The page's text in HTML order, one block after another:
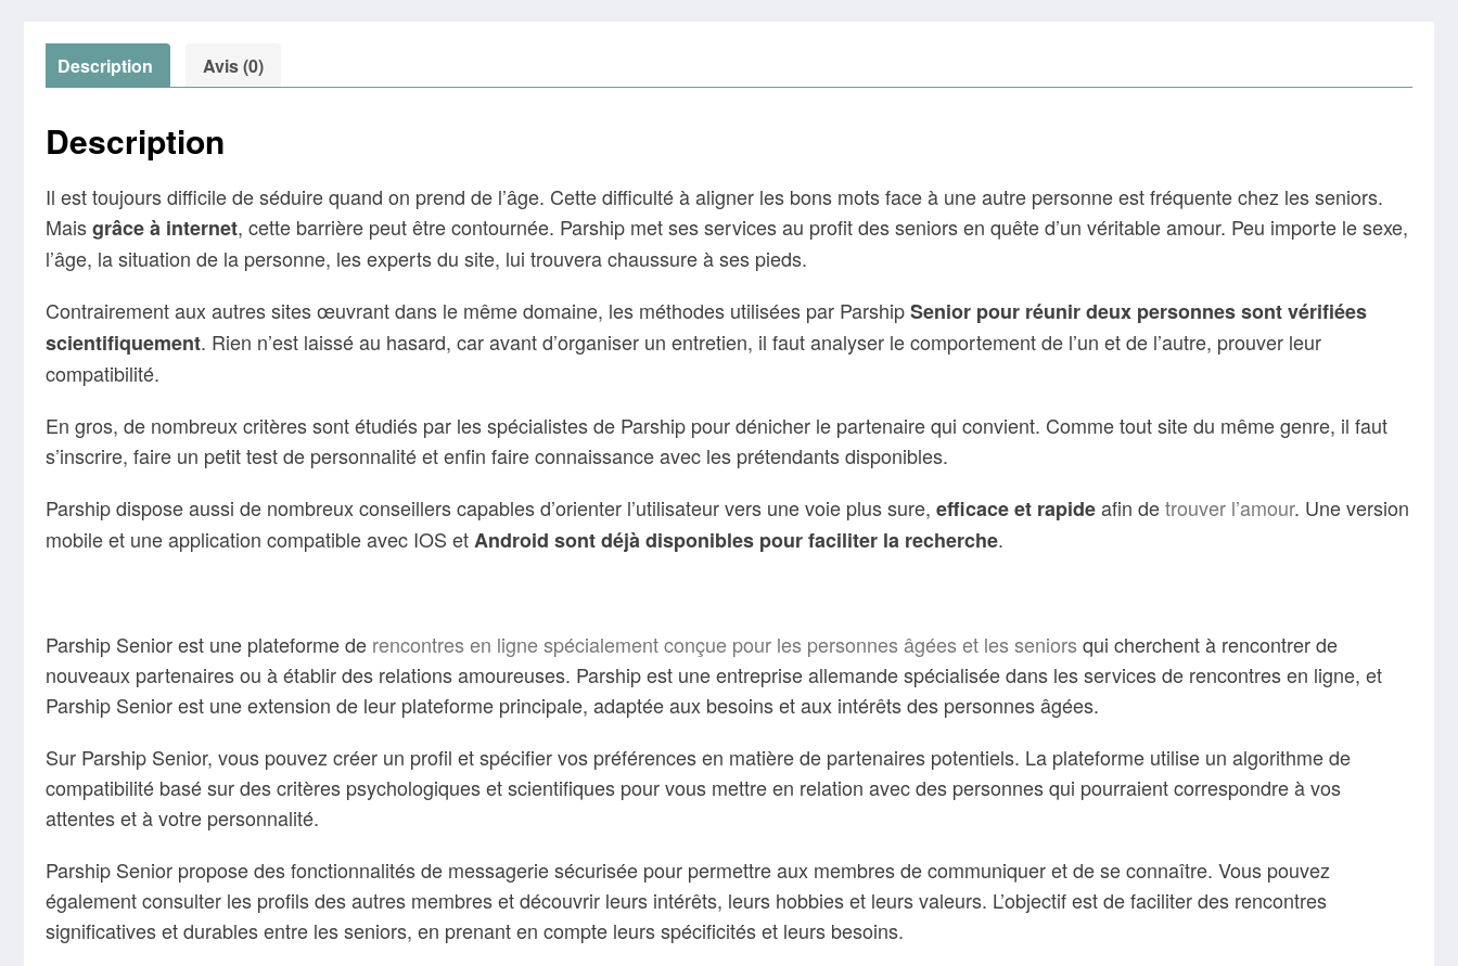
Description Avis (0)
Description
Il est toujours difficile de séduire quand on prend de l’âge. Cette difficulté à aligner les bons mots face à une autre personne est fréquente chez les seniors.
Maisgrâce à internet, cette barrière peut être contournée. Parship met ses services au profit des seniors en quête d’un véritable amour. Peu importe le sexe,
l’âge, la situation de la personne, les experts du site, lui trouvera chaussure à ses pieds.
Contrairement aux autres sites œuvrant dans le même domaine, les méthodes utilisées par ParshipSenior pour réunir deux personnes sont vérifiées
scientifiquement. Rien n’est laissé au hasard, car avant d’organiser un entretien, il faut analyser le comportement de l’un et de l’autre, prouver leur
compatibilité.
En gros, de nombreux critères sont étudiés par les spécialistes de Parship pour dénicher le partenaire qui convient. Comme tout site du même genre, il faut
s’inscrire, faire un petit test de personnalité et enfin faire connaissance avec les prétendants disponibles.
Parship dispose aussi de nombreux conseillers capables d’orienter l’utilisateur vers une voie plus sure, efficace et rapideafin detrouver l’amour. Une version
mobile et une application compatible avec IOS etAndroid sont déjà disponibles pour faciliter la recherche.
Parship Senior est une plateforme de rencontres en ligne spécialement conçue pour les personnes âgées et les seniors qui cherchent à rencontrer de
nouveaux partenaires ou à établir des relations amoureuses. Parship est une entreprise allemande spécialisée dans les services de rencontres en ligne, et
Parship Senior est une extension de leur plateforme principale, adaptée aux besoins et aux intérêts des personnes âgées.
Sur Parship Senior, vous pouvez créer un profil et spécifier vos préférences en matière de partenaires potentiels. La plateforme utilise un algorithme de
compatibilité basé sur des critères psychologiques et scientifiques pour vous mettre en relation avec des personnes qui pourraient correspondre à vos
attentes et à votre personnalité.
Parship Senior propose des fonctionnalités de messagerie sécurisée pour permettre aux membres de communiquer et de se connaître. Vous pouvez
également consulter les profils des autres membres et découvrir leurs intérêts, leurs hobbies et leurs valeurs. L’objectif est de faciliter des rencontres
significatives et durables entre les seniors, en prenant en compte leurs spécificités et leurs besoins.